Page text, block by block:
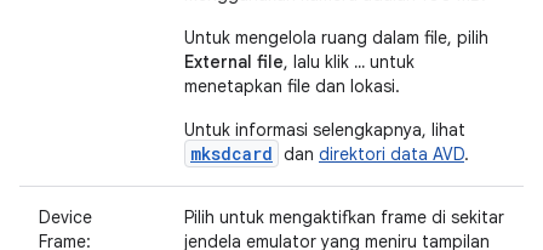
Untuk mengelola ruang dalam file, pilih
External file, lalu klik ... untuk
menetapkan file dan lokasi.
Untuk informasi selengkapnya, lihat
mksdcard dan direktori data AVD.
Device
Frame:
Pilih untuk mengaktifkan frame di sekitar
jendela emulator yang meniru tampilan